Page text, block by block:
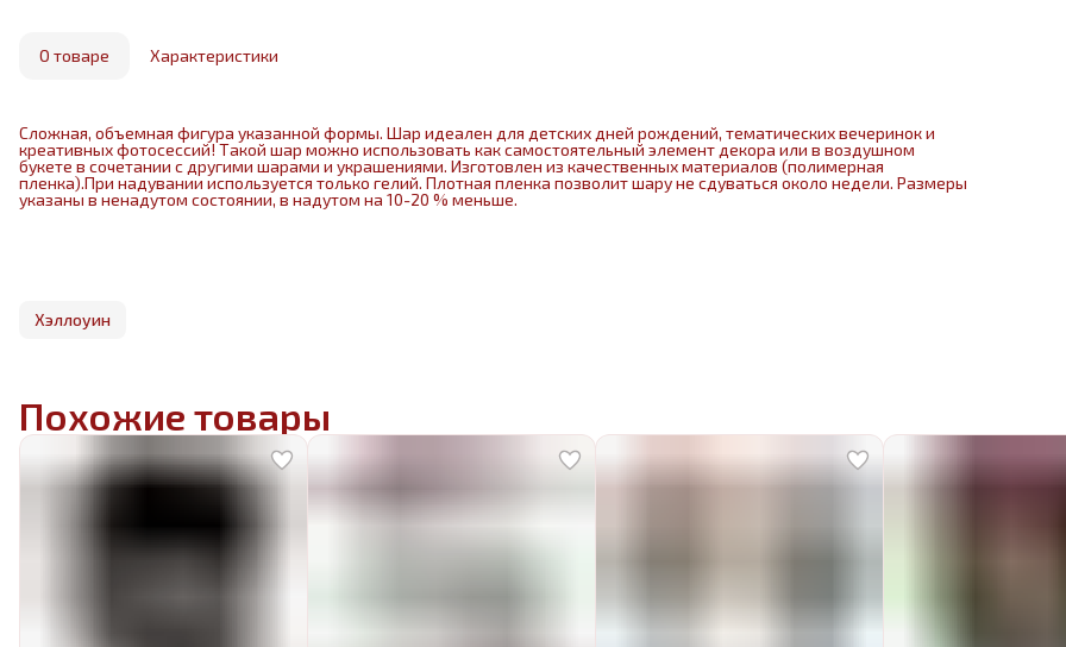
О товаре Характеристики
Сложная, объемная фигура указанной формы. Шар идеален для детских дней рождений, тематических вечеринок и
креативных фотосессий! Такой шар можно использовать как самостоятельный элемент декора или в воздушном
букете в сочетании с другими шарами и украшениями. Изготовлен из качественных материалов (полимерная
пленка).При надувании используется только гелий. Плотная пленка позволит шару не сдуваться около недели. Размеры
указаны в ненадутом состоянии, в надутом на 10-20 % меньше.
Хэллоуин
Похожие товары